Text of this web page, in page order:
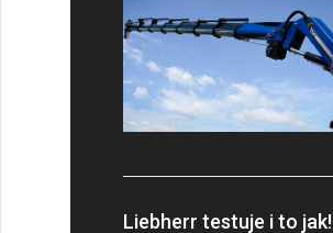
Liebherr testuje i to jak!